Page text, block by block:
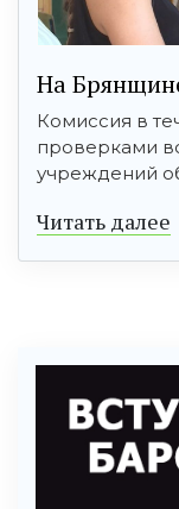
На
Комиссия в
проверками
учреждений
Читать далее